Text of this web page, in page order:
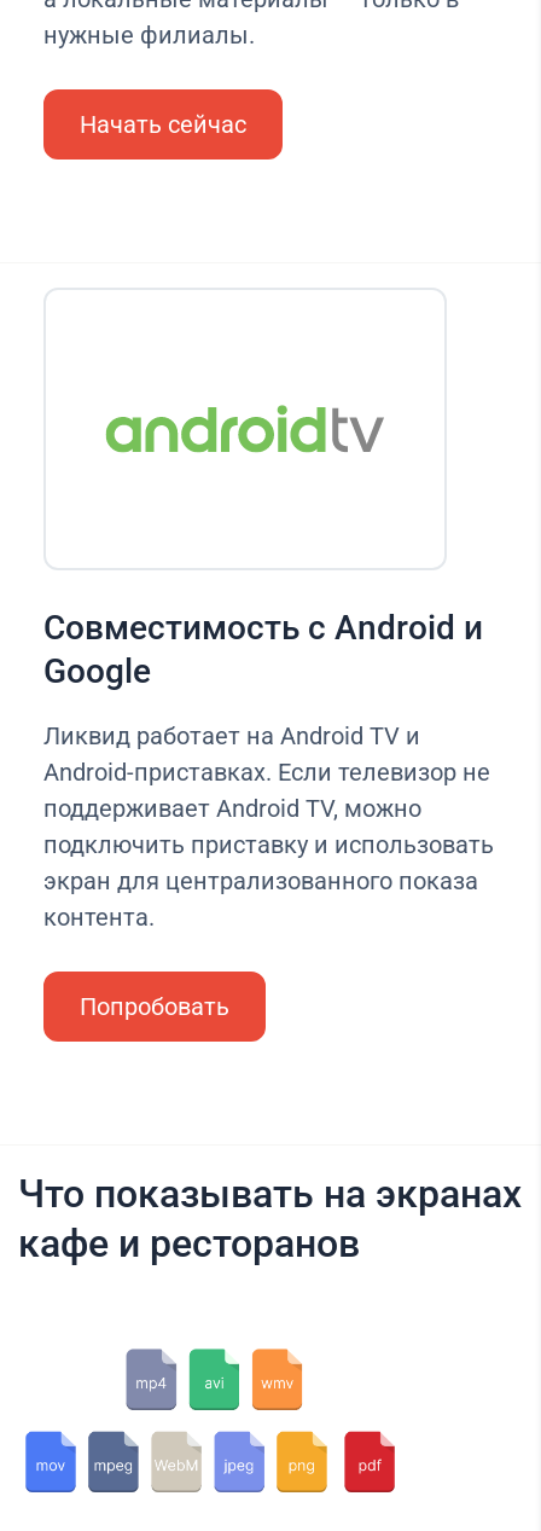
нужные филиалы.
Начать сейчас
Совместимость с Android и
Google
Ликвид работает на Android TV и
Android-приставках. Если телевизор не
поддерживает Android TV, можно
подключить приставку и использовать
экран для централизованного показа
контента.
Попробовать
Что показывать на экранах
кафе и ресторанов